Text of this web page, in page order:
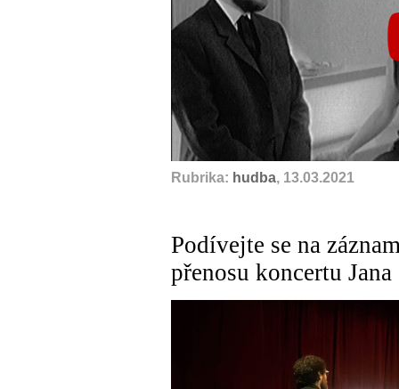
Rubrika: hudba, 13.03.2021
Podívejte se na
přenosu koncertu